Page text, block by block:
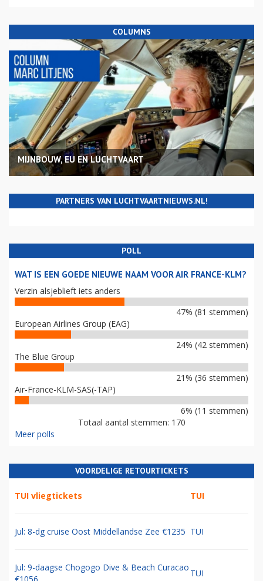
COLUMNS
MIJNBOUW, EU EN LUCHTVAART
PARTNERS VAN LUCHTVAARTNIEUWS.NL!
POLL
WAT IS EEN GOEDE NIEUWE NAAM VOOR AIR FRANCE-KLM?
Verzin alsjeblieft iets anders
47% (81 stemmen)
European Airlines Group (EAG)
24% (42 stemmen)
The Blue Group
21% (36 stemmen)
Air-France-KLM-SAS(-TAP)
6% (11 stemmen)
Totaal aantal stemmen: 170
Meer polls
VOORDELIGE RETOURTICKETS
TUI vliegtickets TUI
Jul: 8-dg cruise Oost Middellandse Zee €1235 TUI
Jul: 9-daagse Chogogo Dive & Beach Curacao
TUI